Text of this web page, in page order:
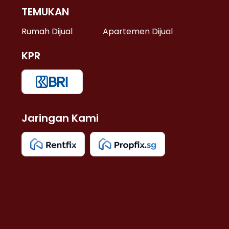
TEMUKAN
Rumah Dijual Apartemen Dijual
KPR
Jaringan Kami